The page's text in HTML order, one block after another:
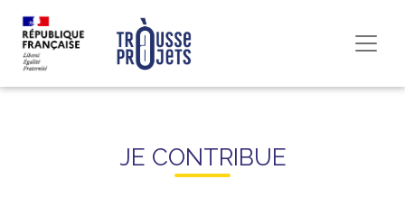
JE CONTRIBUE